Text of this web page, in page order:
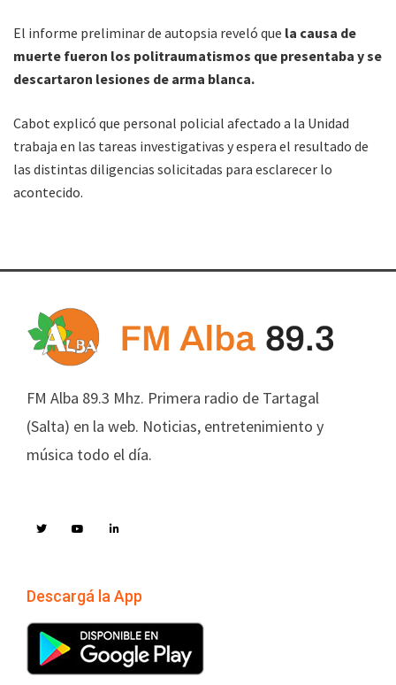
El informe preliminar de autopsia reveló que la causa de
muerte fueron los politraumatismos que presentaba y se
descartaron lesiones de arma blanca.
Cabot explicó que personal policial afectado a la Unidad
trabaja en las tareas investigativas y espera el resultado de
las distintas diligencias solicitadas para esclarecer lo
acontecido.
FM Alba 89.3 Mhz. Primera radio de Tartagal
(Salta) en la web. Noticias, entretenimiento y
música todo el día.
Descargá la App